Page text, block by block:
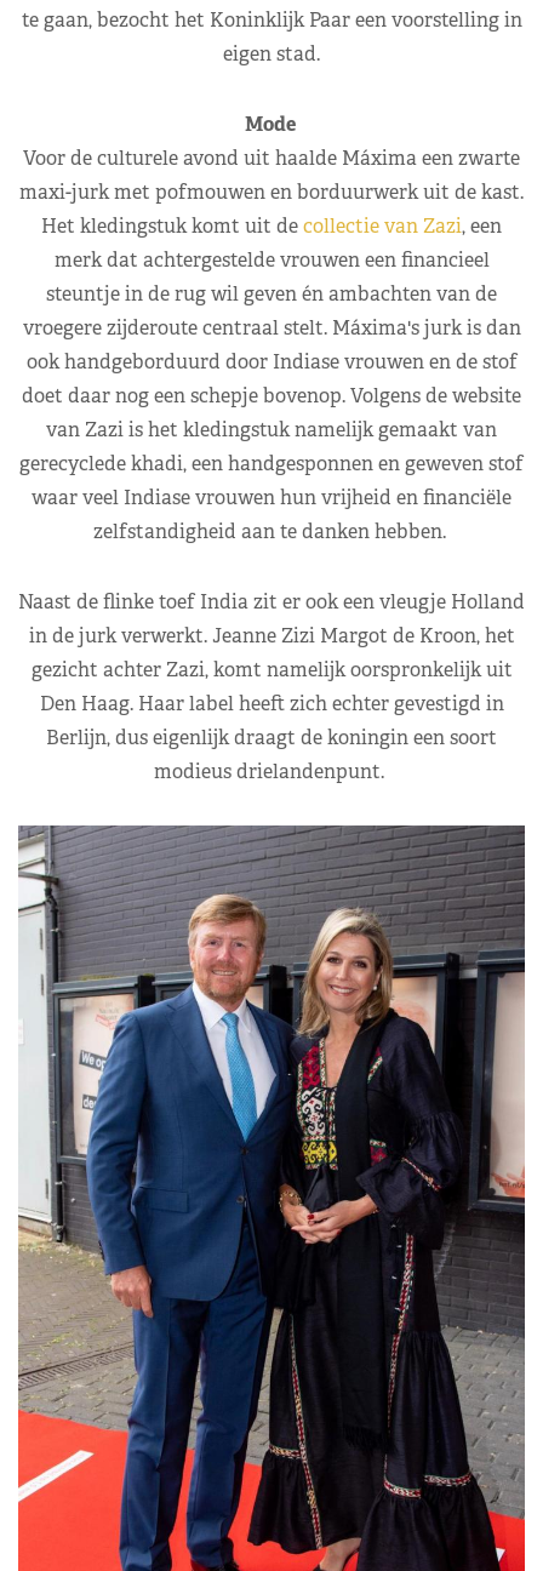
te gaan, bezocht het Koninklijk Paar een voorstelling in
eigen stad.
Mode
Voor de culturele avond uit haalde Máxima een zwarte
maxi-jurk met pofmouwen en borduurwerk uit de kast.
Het kledingstuk komt uit decollectie van Zazi, een
merk dat achtergestelde vrouwen een financieel
steuntje in de rug wil geven én ambachten van de
vroegere zijderoute centraal stelt. Máxima's jurk is dan
ook handgeborduurd door Indiase vrouwen en de stof
doet daar nog een schepje bovenop. Volgens de website
van Zazi is het kledingstuk namelijk gemaakt van
gerecyclede khadi, een handgesponnen en geweven stof
waar veel Indiase vrouwen hun vrijheid en financiële
zelfstandigheid aan te danken hebben.
Naast de flinke toef India zit er ook een vleugje Holland
in de jurk verwerkt. Jeanne Zizi Margot de Kroon, het
gezicht achter Zazi, komt namelijk oorspronkelijk uit
Den Haag. Haar label heeft zich echter gevestigd in
Berlijn, dus eigenlijk draagt de koningin een soort
modieus drielandenpunt.